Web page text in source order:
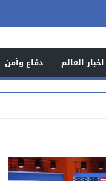
اخبار العالم دفاع وأمن